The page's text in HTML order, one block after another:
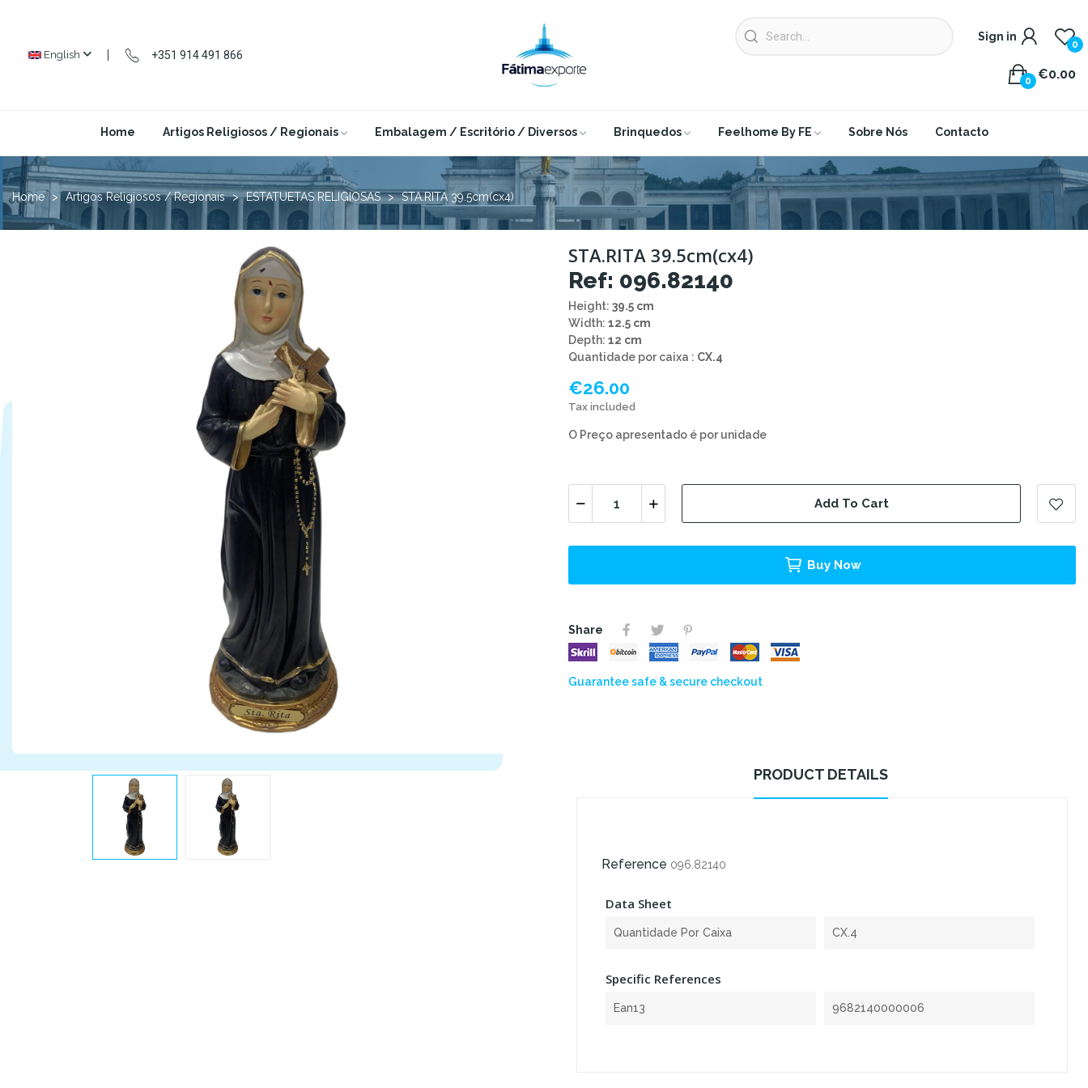
English +351 914 491 866
Sign in
0
€0.00
0
Home Artigos Religiosos / Regionais Embalagem / Escritório / Diversos Brinquedos Feelhome By FE Sobre Nós Contacto
Home Artigos Religiosos / Regionais ESTATUETAS RELIGIOSAS STA.RITA 39.5cm(cx4)
STA.RITA 39.5cm(cx4)
Ref: 096.82140
Height: 39.5 cm
Width: 12.5 cm
Depth: 12 cm
Quantidade por caixa : CX.4
€26.00
Tax included
O Preço apresentado é por unidade
Add To Cart
Buy Now
Share
Guarantee safe & secure checkout
PRODUCT DETAILS
Reference 096.82140
Data Sheet
Quantidade Por Caixa CX.4
Specific References
Ean13 9682140000006